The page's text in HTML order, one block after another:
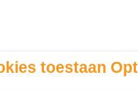
toestaan